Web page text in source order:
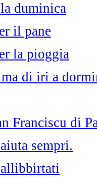
duminica
il pane
la pioggia
di iri a
Franciscu di
sempri.
allibbirtati